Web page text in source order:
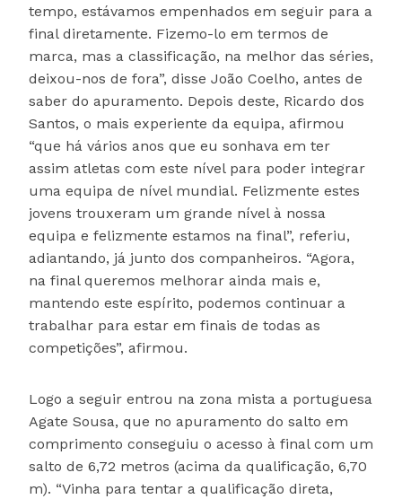
tempo, estávamos empenhados em seguir para a
final diretamente. Fizemo-lo em termos de
marca, mas a classificação, na melhor das séries,
deixou-nos de fora”, disse João Coelho, antes de
saber do apuramento. Depois deste, Ricardo dos
Santos, o mais experiente da equipa, afirmou
“que há vários anos que eu sonhava em ter
assim atletas com este nível para poder integrar
uma equipa de nível mundial. Felizmente estes
jovens trouxeram um grande nível à nossa
equipa e felizmente estamos na final”, referiu,
adiantando, já junto dos companheiros. “Agora,
na final queremos melhorar ainda mais e,
mantendo este espírito, podemos continuar a
trabalhar para estar em finais de todas as
competições”, afirmou.
Logo a seguir entrou na zona mista a portuguesa
Agate Sousa, que no apuramento do salto em
comprimento conseguiu o acesso à final com um
salto de 6,72 metros (acima da qualificação, 6,70
m). “Vinha para tentar a qualificação direta,